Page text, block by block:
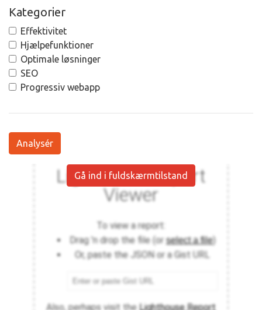
Kategorier
Effektivitet
Hjælpefunktioner
Optimale løsninger
SEO
Progressiv webapp
Analysér
Gå ind i fuldskærmtilstand